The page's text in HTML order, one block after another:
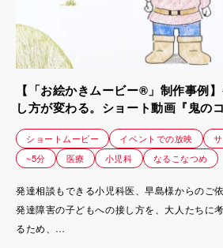
【「お絵かきムービー®」制作事例
し方が変わる。ショート動画『鬼の
小児科
ショートムービー イベントでの放映
~5分
医療 小児科 なるこなつめ
発達相談もできる小児科医、早島様からのご依
発達障害の子どもへの接し方を、大人たちに
るため、